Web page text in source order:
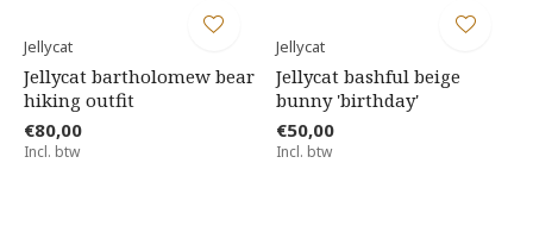
Jellycat
Jellycat bartholomew bear
hiking outfit
€80,00
Incl. btw
Jellycat
Jellycat bashful beige
bunny 'birthday'
€50,00
Incl. btw